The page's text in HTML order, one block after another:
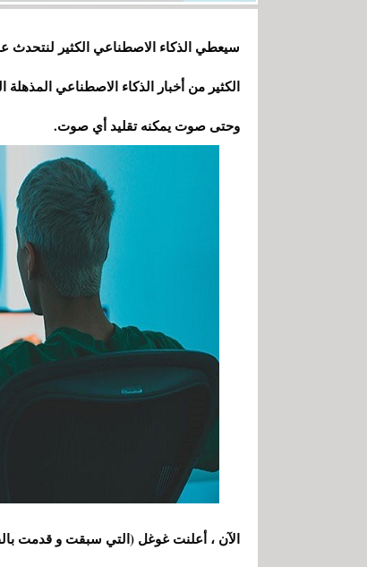
الكثير من أخبار الذكاء الاصطناعي
وحتى صوت يمكنه تقليد أي صوت.
الآن ، أعلنت غوغل (التي سبقت و قدمت